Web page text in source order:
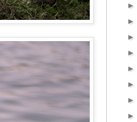
►
►
►
►
►
►
►
►